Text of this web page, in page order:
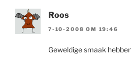
Roos
7-10-2008 OM 19:46
Geweldige smaak